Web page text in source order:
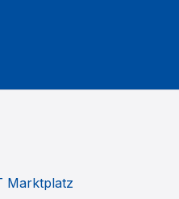
Marktplatz